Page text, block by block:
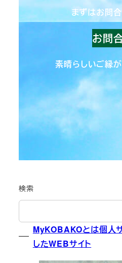
まずはお問
お問
素晴らしいご縁
検索
MyKOBAKOとは個人
したWEBサイト